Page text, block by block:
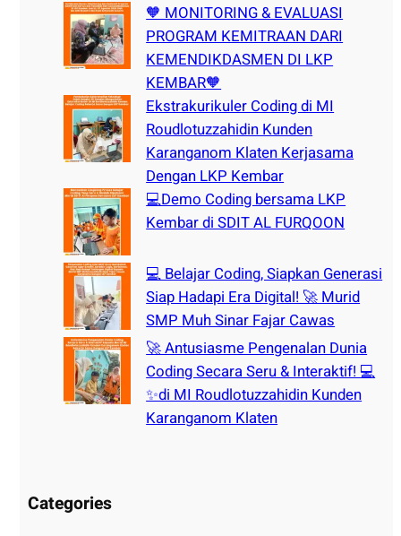
🧡 MONITORING & EVALUASI
PROGRAM KEMITRAAN DARI
KEMENDIKDASMEN DI LKP
KEMBAR🧡
Ekstrakurikuler Coding di MI
Roudlotuzzahidin Kunden
Karanganom Klaten Kerjasama
Dengan LKP Kembar
💻Demo Coding bersama LKP
Kembar di SDIT AL FURQOON
💻 Belajar Coding, Siapkan Generasi
Siap Hadapi Era Digital! 🚀 Murid
SMP Muh Sinar Fajar Cawas
🚀 Antusiasme Pengenalan Dunia
Coding Secara Seru & Interaktif! 💻
✨di MI Roudlotuzzahidin Kunden
Karanganom Klaten
Categories